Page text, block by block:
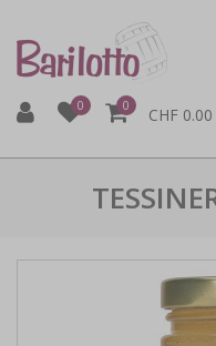
0 0 CHF 0.00